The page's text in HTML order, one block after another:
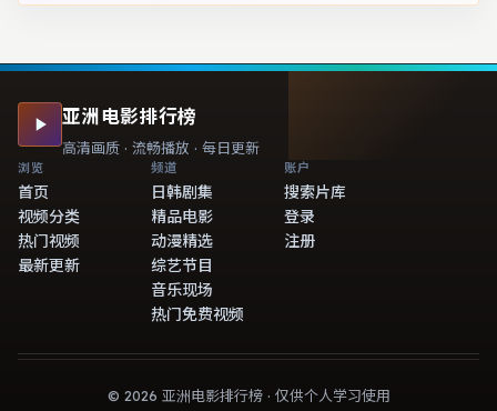
亚洲电影排行榜
高清画质 · 流畅播放 · 每日更新
浏览
首页
视频分类
热门视频
最新更新
频道
日韩剧集
精品电影
动漫精选
综艺节目
音乐现场
热门免费视频
账户
搜索片库
登录
注册
© 2026 亚洲电影排行榜· 仅供个人学习使用